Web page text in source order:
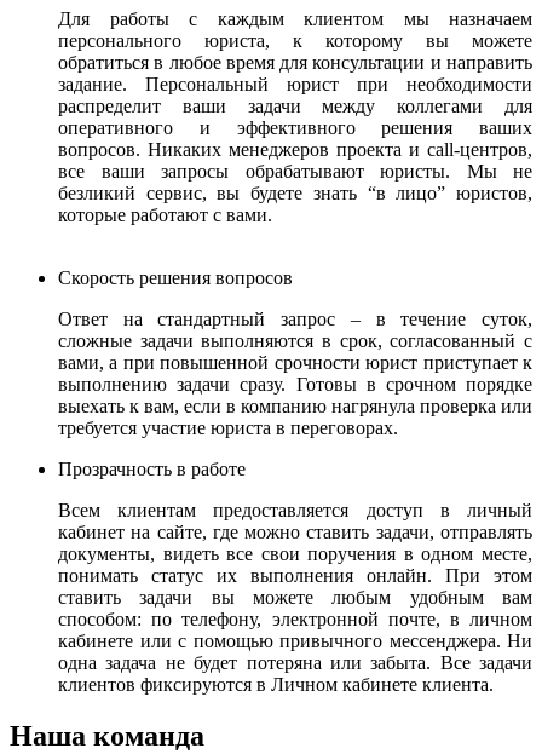
Для работы с каждым клиентом мы назначаем
персонального юриста, к которому вы можете
обратиться в любое время для консультации и направить
задание. Персональный юрист при необходимости
распределит ваши задачи между коллегами для
оперативного и эффективного решения ваших
вопросов. Никаких менеджеров проекта и call-центров,
все ваши запросы обрабатывают юристы. Мы не
безликий сервис, вы будете знать “в лицо” юристов,
которые работают с вами.
Скорость решения вопросов
Ответ на стандартный запрос – в течение суток,
сложные задачи выполняются в срок, согласованный с
вами, а при повышенной срочности юрист приступает к
выполнению задачи сразу. Готовы в срочном порядке
выехать к вам, если в компанию нагрянула проверка или
требуется участие юриста в переговорах.
Прозрачность в работе
Всем клиентам предоставляется доступ в личный
кабинет на сайте, где можно ставить задачи, отправлять
документы, видеть все свои поручения в одном месте,
понимать статус их выполнения онлайн. При этом
ставить задачи вы можете любым удобным вам
способом: по телефону, электронной почте, в личном
кабинете или с помощью привычного мессенджера. Ни
одна задача не будет потеряна или забыта. Все задачи
клиентов фиксируются в Личном кабинете клиента.
Наша команда